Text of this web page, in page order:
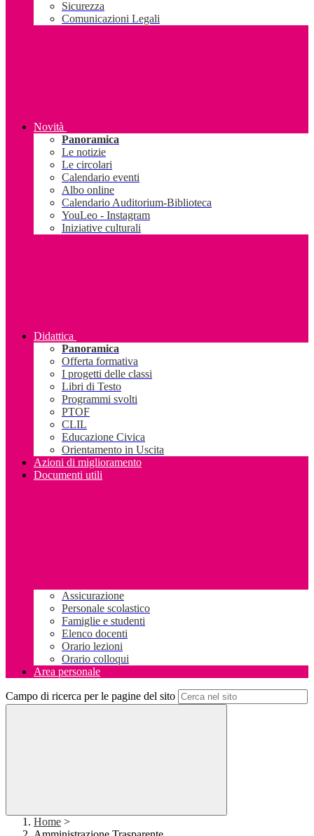
Sicurezza
Comunicazioni Legali
Novità
Panoramica
Le notizie
Le circolari
Calendario eventi
Albo online
Calendario Auditorium-Biblioteca
YouLeo - Instagram
Iniziative culturali
Didattica
Panoramica
Offerta formativa
I progetti delle classi
Libri di Testo
Programmi svolti
PTOF
CLIL
Educazione Civica
Orientamento in Uscita
Azioni di miglioramento
Documenti utili
Assicurazione
Personale scolastico
Famiglie e studenti
Elenco docenti
Orario lezioni
Orario colloqui
Area personale
Campo di ricerca per le pagine del sito
Home >